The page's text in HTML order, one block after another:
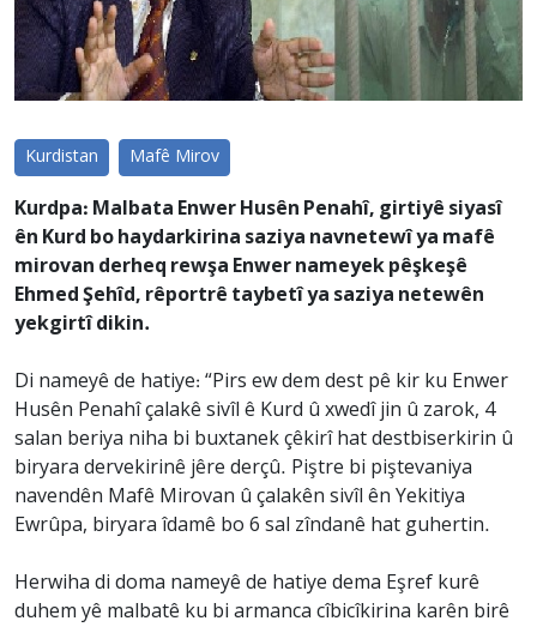
Kurdistan Mafê Mirov
Kurdpa: Malbata Enwer Husên Penahî, girtiyê siyasî
ên Kurd bo haydarkirina saziya navnetewî ya mafê
mirovan derheq rewşa Enwer nameyek pêşkeşê
Ehmed Şehîd, rêportrê taybetî ya saziya netewên
yekgirtî dikin.
Di nameyê de hatiye: “Pirs ew dem dest pê kir ku Enwer
Husên Penahî çalakê sivîl ê Kurd û xwedî jin û zarok, 4
salan beriya niha bi buxtanek çêkirî hat destbiserkirin û
biryara dervekirinê jêre derçû. Piştre bi piştevaniya
navendên Mafê Mirovan û çalakên sivîl ên Yekitiya
Ewrûpa, biryara îdamê bo 6 sal zîndanê hat guhertin.
Herwiha di doma nameyê de hatiye dema Eşref kurê
duhem yê malbatê ku bi armanca cîbicîkirina karên birê